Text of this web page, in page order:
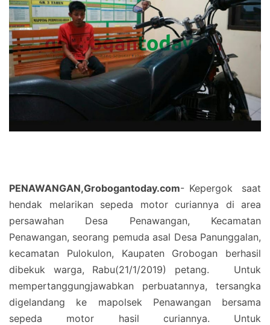
PENAWANGAN,Grobogantoday.com- Kepergok
saat
hendak melarikan sepeda motor curiannya di area
persawahan Desa Penawangan, Kecamatan
Penawangan, seorang pemuda asal Desa Panunggalan,
kecamatan Pulokulon, Kaupaten Grobogan berhasil
dibekuk warga, Rabu(21/1/2019) petang.
Untuk
mempertanggungjawabkan perbuatannya, tersangka
digelandang ke mapolsek Penawangan bersama
sepeda motor hasil curiannya. Untuk